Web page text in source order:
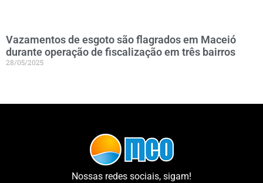
Vazamentos de esgoto são flagrados em Maceió
durante operação de fiscalização em três bairros
28/05/2025
Nossas redes sociais, sigam!